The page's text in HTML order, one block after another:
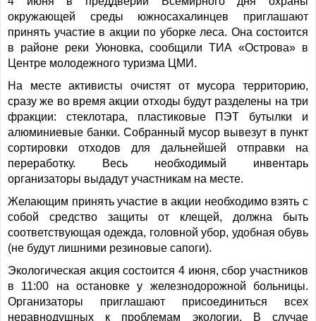
окружающей среды южносахалинцев приглашают
принять участие в акции по уборке леса. Она состоится
в районе реки Уюновка, сообщили ТИА «Острова» в
Центре молодежного туризма ЦМИ.
На месте активисты очистят от мусора территорию,
сразу же во время акции отходы будут разделены на три
фракции: стеклотара, пластиковые ПЭТ бутылки и
алюминиевые банки. Собранный мусор вывезут в пункт
сортировки отходов для дальнейшей отправки на
переработку. Весь необходимый инвентарь
организаторы выдадут участникам на месте.
Желающим принять участие в акции необходимо взять с
собой средство защиты от клещей, должна быть
соответствующая одежда, головной убор, удобная обувь
(не будут лишними резиновые сапоги).
Экологическая акция состоится 4 июня, сбор участников
в 11:00 на остановке у железнодорожной больницы.
Организаторы приглашают присоединиться всех
неравнодушных к проблемам экологии. В случае